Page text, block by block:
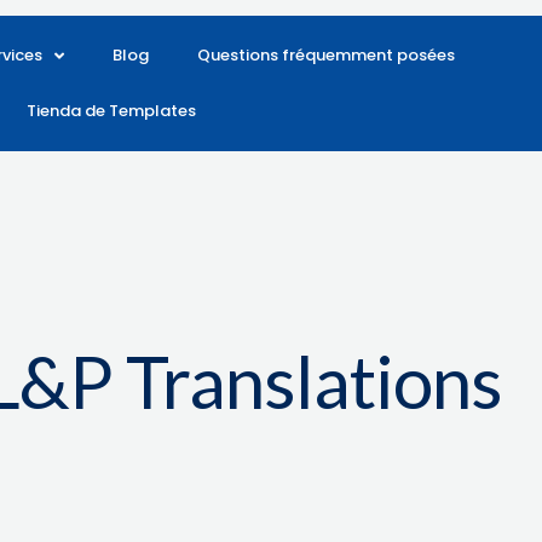
Blog Questions fréquemment posées
Tienda de Templates
Translations